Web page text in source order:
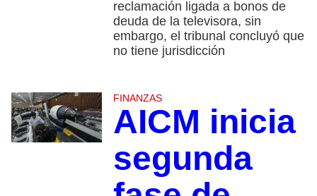
reclamación ligada a bonos de
deuda de la televisora, sin
embargo, el tribunal concluyó que
no tiene jurisdicción
FINANZAS
AICM inicia
segunda